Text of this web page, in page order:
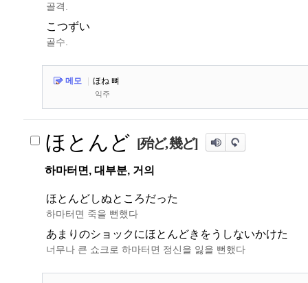
골격.
こつずい
골수.
메모 ほね 뼈
익주
ほとんど [殆ど, 幾ど]
하마터면, 대부분, 거의
ほとんどしぬところだった
하마터면 죽을 뻔했다
あまりのショックにほとんどきをうしないかけた
너무나 큰 쇼크로 하마터면 정신을 잃을 뻔했다